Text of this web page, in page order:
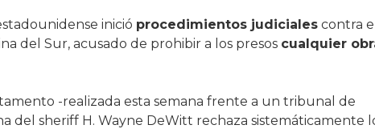
inició procedimientos judicialescontra el
del Sur, acusado de prohibir a los presos cualquier
-realizada esta semana frente a un tribunal de
del sheriff H. Wayne DeWitt rechaza sistemáticamente